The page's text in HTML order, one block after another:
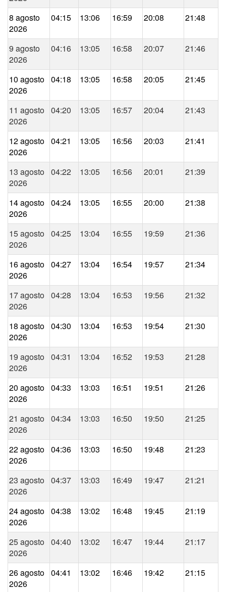
8 agosto
2026
04:15 13:06 16:59 20:08 21:48
9 agosto
2026
04:16 13:05 16:58 20:07 21:46
10 agosto
2026
04:18 13:05 16:58 20:05 21:45
11 agosto
2026
04:20 13:05 16:57 20:04 21:43
12 agosto
2026
04:21 13:05 16:56 20:03 21:41
13 agosto
2026
04:22 13:05 16:56 20:01 21:39
14 agosto
2026
04:24 13:05 16:55 20:00 21:38
15 agosto
2026
04:25 13:04 16:55 19:59 21:36
16 agosto
2026
04:27 13:04 16:54 19:57 21:34
17 agosto
2026
04:28 13:04 16:53 19:56 21:32
18 agosto
2026
04:30 13:04 16:53 19:54 21:30
19 agosto
2026
04:31 13:04 16:52 19:53 21:28
20 agosto
2026
04:33 13:03 16:51 19:51 21:26
21 agosto
2026
04:34 13:03 16:50 19:50 21:25
22 agosto
2026
04:36 13:03 16:50 19:48 21:23
23 agosto
2026
04:37 13:03 16:49 19:47 21:21
24 agosto
2026
04:38 13:02 16:48 19:45 21:19
25 agosto
2026
04:40 13:02 16:47 19:44 21:17
26 agosto
2026
04:41 13:02 16:46 19:42 21:15